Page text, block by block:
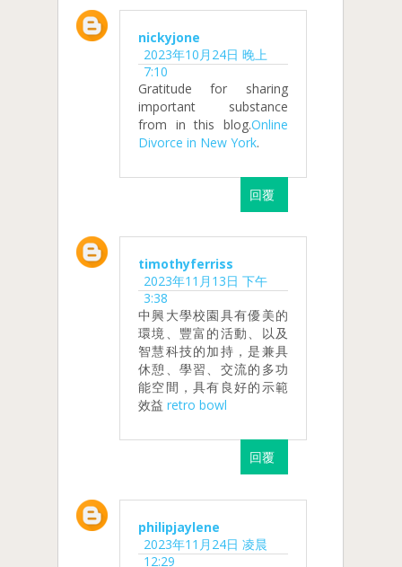
nickyjone
2023年10月24日 晚上
7:10
Gratitude for sharing
important substance
from in this blog.Online
Divorce in New York.
回覆
timothyferriss
2023年11月13日 下午
3:38
中興大學校園具有優美的
環境、豐富的活動、以及
智慧科技的加持，是兼具
休憩、學習、交流的多功
能空間，具有良好的示範
效益 retro bowl
回覆
philipjaylene
2023年11月24日 凌晨
12:29